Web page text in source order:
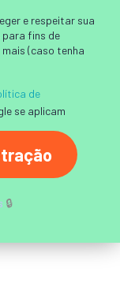
e respeitar sua
para fins de
(caso tenha
de
se aplicam
🔒